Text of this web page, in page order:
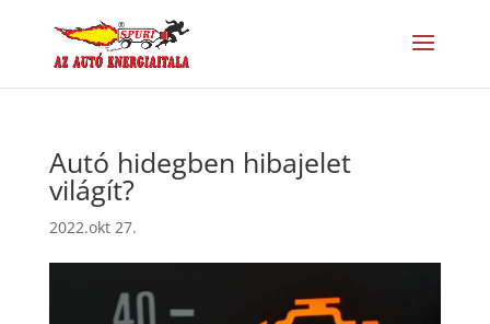
Autó hidegben hibajelet
világít?
2022.okt 27.